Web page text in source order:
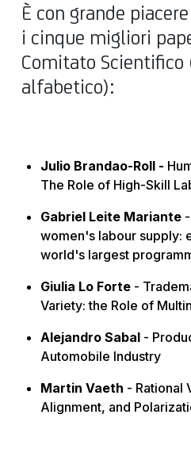
È con grande
i cinque migliori
Comitato Scientifico
alfabetico):
Julio Brandao-Roll -
The Role of High-Skill
Gabriel Leite Mariante-
women's labour supply:
world's largest
Giulia Lo Forte-
Variety: the Role of
Alejandro Sabal -
Automobile Industry
Martin Vaeth - Rational
Alignment, and